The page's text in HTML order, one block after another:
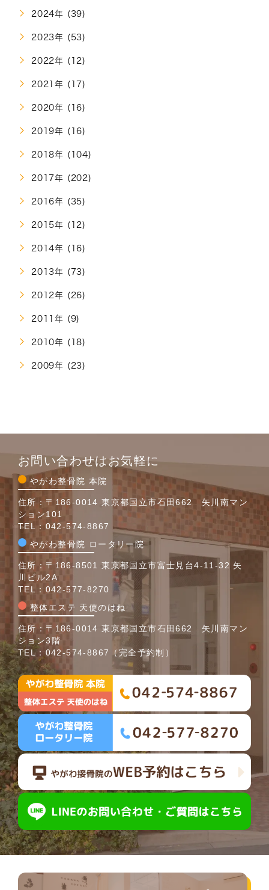
2024年 (39)
2023年 (53)
2022年 (12)
2021年 (17)
2020年 (16)
2019年 (16)
2018年 (104)
2017年 (202)
2016年 (35)
2015年 (12)
2014年 (16)
2013年 (73)
2012年 (26)
2011年 (9)
2010年 (18)
2009年 (23)
お問い合わせはお気軽に
やがわ整骨院 本院
住所：〒186-0014 東京都国立市石田662 矢川南マン
ション101
TEL： 042-574-8867
やがわ整骨院 ロータリー院
住所：〒186-8501 東京都国立市富士見台4-11-32 矢
川ビル2A
TEL： 042-577-8270
整体エステ 天使のはね
住所：〒186-0014 東京都国立市石田662 矢川南マン
ション3階
TEL： 042-574-8867 （完全予約制）